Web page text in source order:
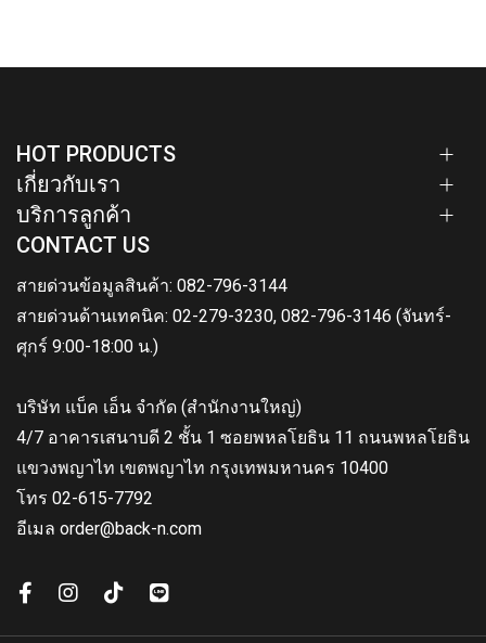
HOT PRODUCTS
เกี่ยวกับเรา
บริการลูกค้า
CONTACT US
สายด่วนข้อมูลสินค้า: 082-796-3144
สายด่วนด้านเทคนิค: 02-279-3230, 082-796-3146 (จันทร์-
ศุกร์ 9:00-18:00 น.)
บริษัท แบ็ค เอ็น จำกัด (สำนักงานใหญ่)
4/7 อาคารเสนาบดี 2 ชั้น 1 ซอยพหลโยธิน 11 ถนนพหลโยธิน
แขวงพญาไท เขตพญาไท กรุงเทพมหานคร 10400
โทร 02-615-7792
อีเมล order@back-n.com